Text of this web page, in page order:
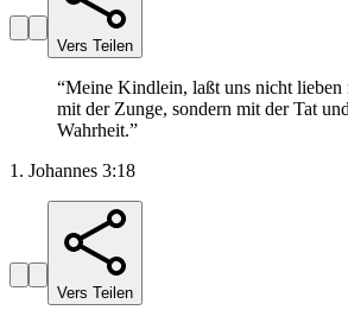
Vers Teilen
“Meine Kindlein, laßt uns nicht lieben
mit der Zunge, sondern mit der Tat
Wahrheit.”
1. Johannes 3:18
Vers Teilen